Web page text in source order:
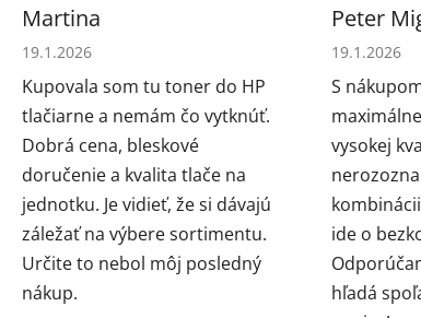
Martina
Hodnotenie obchodu je 5 z 5 hviezdičiek.
19.1.2026
Kupovala som tu toner do HP
tlačiarne a nemám čo vytknúť.
Dobrá cena, bleskové
doručenie a kvalita tlače na
jednotku. Je vidieť, že si dávajú
záležať na výbere sortimentu.
Určite to nebol môj posledný
nákup.
Peter
19.1.2026
S
vysokej
ide o
hľadá